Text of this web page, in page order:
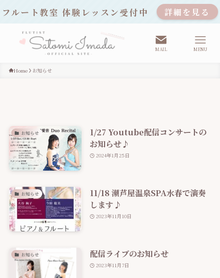
フルート教室 体験レッスン受付中 詳細を見る
MAIL MENU
Home お知らせ
お知らせ
1/27 Youtube配信コンサートの
お知らせ♪
2024年1月25日
お知らせ
11/18 潮芦屋温泉SPA水春で演奏
します♪
2023年11月10日
お知らせ 配信ライブのお知らせ
2023年11月7日